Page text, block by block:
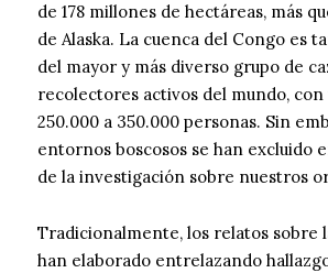
de 178 millones de hectáreas, más
de Alaska. La cuenca del Congo es
del mayor y más diverso grupo de
recolectores activos del mundo,
250.000 a 350.000 personas. Sin
entornos boscosos se han excluido
de la investigación sobre nuestros
Tradicionalmente, los relatos sobre
han elaborado entrelazando